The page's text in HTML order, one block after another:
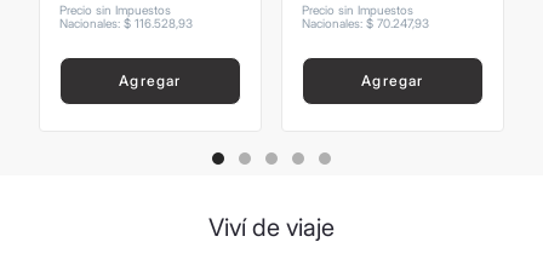
Precio sin Impuestos
Nacionales: $ 11652893
Agregar
Precio sin Impuestos
Nacionales: $ 70247,93
Agregar
Viví de viaje